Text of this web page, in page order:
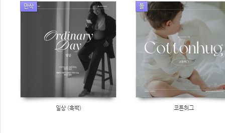
만삭
일상 (흑백)
돌
코튼허그